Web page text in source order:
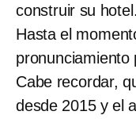
construir su hotel.
Hasta el
pronunciamiento
Cabe recordar,
desde 2015 y el